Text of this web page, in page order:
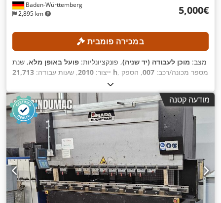
Baden-Württemberg
2,895 km
‏5,000 ‏€
במכירה פומבית
מצב: מוכן לעבודה (יד שניה), פונקציונליות: פועל באופן מלא, שנת
ייצור: 2010, שעות עבודה: 21,713 h , מספר מכונה/רכב: 007, הספק
, עובי מירבי של יריעת פלדה:
מקסימלי של פח נירוסטה:10 מ"מ
, עובי מירבי של יריעת אלומיניום:
8 מ"מ, מרחק נסיעה בציר X: 2,520 מ"מ, מרחק תנועה בציר Y:
1,550 מ"מ, מרחק תנועה ציר Z: 300 מ"מ,
מודעה קטנה